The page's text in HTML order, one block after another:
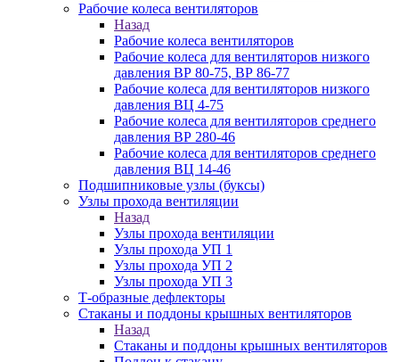
Рабочие колеса вентиляторов
Назад
Рабочие колеса вентиляторов
Рабочие колеса для вентиляторов низкого
давления ВР 80-75, ВР 86-77
Рабочие колеса для вентиляторов низкого
давления ВЦ 4-75
Рабочие колеса для вентиляторов среднего
давления ВР 280-46
Рабочие колеса для вентиляторов среднего
давления ВЦ 14-46
Подшипниковые узлы (буксы)
Узлы прохода вентиляции
Назад
Узлы прохода вентиляции
Узлы прохода УП 1
Узлы прохода УП 2
Узлы прохода УП 3
Т-образные дефлекторы
Стаканы и поддоны крышных вентиляторов
Назад
Стаканы и поддоны крышных вентиляторов